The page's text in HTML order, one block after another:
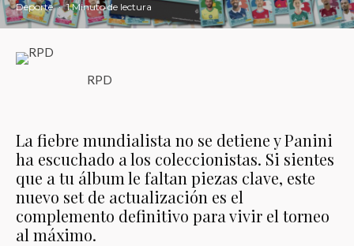
Deporte · 1 Minuto de lectura
RPD
La fiebre mundialista no se detiene y Panini
ha escuchado a los coleccionistas. Si sientes
que a tu álbum le faltan piezas clave, este
nuevo set de actualización es el
complemento definitivo para vivir el torneo
al máximo.